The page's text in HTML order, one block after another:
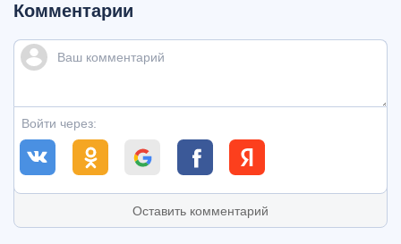
Комментарии
Войти через:
Оставить комментарий